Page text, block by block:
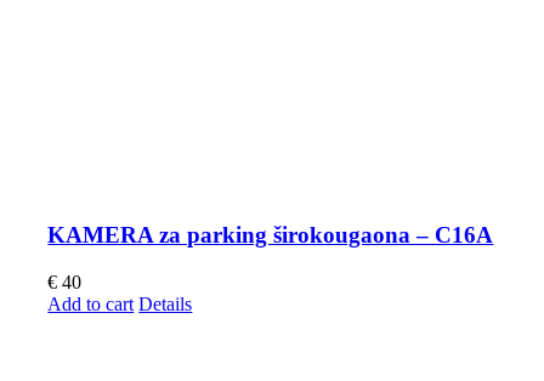
KAMERA za parking širokougaona – C16A
€ 40
Add to cart Details